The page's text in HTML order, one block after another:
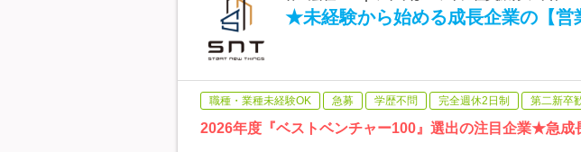
★未経験から始める成長企業の【営
職種・業種未経験OK 急募 学歴不問 完全週休2日制 第二新卒
2026年度『ベストベンチャー100』選出の注目企業★急成